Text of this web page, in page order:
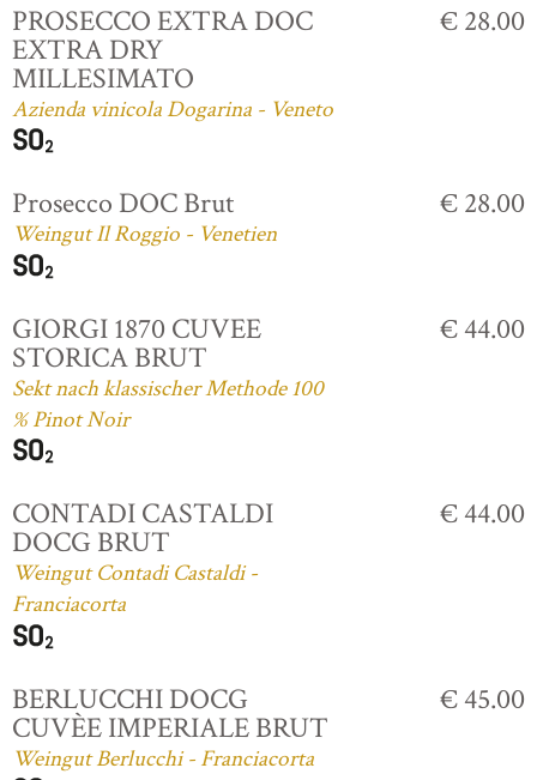
PROSECCO EXTRA DOC
EXTRA DRY
MILLESIMATO
Azienda vinicola Dogarina - Veneto
€ 28.00
Prosecco DOC Brut
Weingut Il Roggio - Venetien
€ 28.00
GIORGI 1870 CUVEE
STORICA BRUT
Sekt nach klassischer Methode 100
% Pinot Noir
€ 44.00
CONTADI CASTALDI
DOCG BRUT
Weingut Contadi Castaldi -
Franciacorta
€ 44.00
BERLUCCHI DOCG
CUVÈE IMPERIALE BRUT
Weingut Berlucchi - Franciacorta
€ 45.00